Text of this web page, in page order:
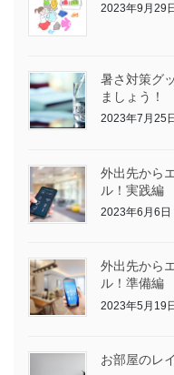
2023年9月29
暑さ対策グ
ましょう！
2023年7月25日
外出先から
ル！実践編
2023年6月6日
外出先から
ル！準備編
2023年5月19日
お部屋のレ